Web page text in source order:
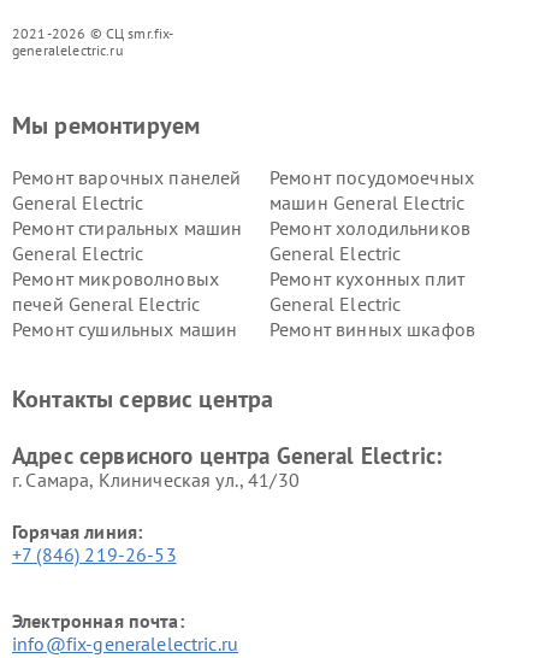
2021-2026 © СЦ smr.fix-
generalelectric.ru
Мы ремонтируем
Ремонт варочных панелей
General Electric
Ремонт посудомоечных
машин General Electric
Ремонт стиральных машин
General Electric
Ремонт холодильников
General Electric
Ремонт микроволновых
печей General Electric
Ремонт кухонных плит
General Electric
Ремонт сушильных машин
Ремонт винных шкафов
Electric
General Electric
Контакты сервис центра
Адрес сервисного центра General Electric:
г. Самара, Клиническая ул., 41/30
Горячая линия:
+7 (846) 219-26-53
Электронная почта:
info@fix-generalelectric.ru